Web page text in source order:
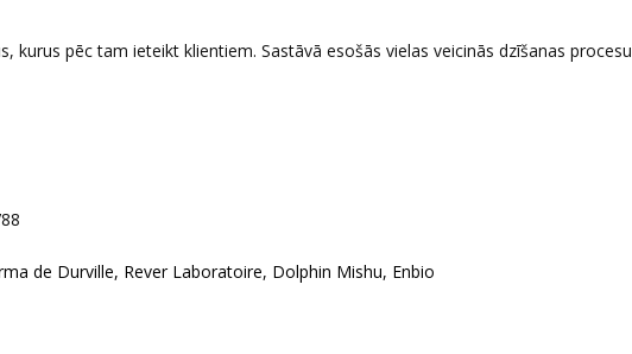
kurus pēc tam ieteikt klientiem. Sastāvā esošās vielas veicinās dzīšanas procesu
de Durville, Rever Laboratoire, Dolphin Mishu, Enbio